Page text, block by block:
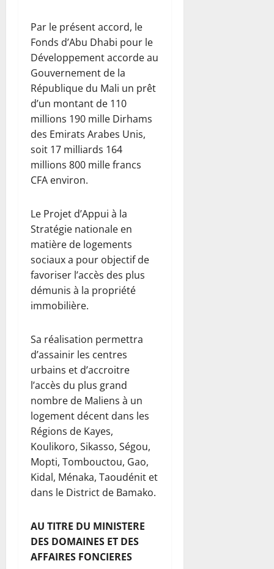
Par le présent accord, le
Fonds d’Abu Dhabi pour le
Développement accorde au
Gouvernement de la
République du Mali un prêt
d’un montant de 110
millions 190 mille Dirhams
des Emirats Arabes Unis,
soit 17 milliards 164
millions 800 mille francs
CFA environ.
Le Projet d’Appui à la
Stratégie nationale en
matière de logements
sociaux a pour objectif de
favoriser l’accès des plus
démunis à la propriété
immobilière.
Sa réalisation permettra
d’assainir les centres
urbains et d’accroitre
l’accès du plus grand
nombre de Maliens à un
logement décent dans les
Régions de Kayes,
Koulikoro, Sikasso, Ségou,
Mopti, Tombouctou, Gao,
Kidal, Ménaka, Taoudénit et
dans le District de Bamako.
AU TITRE DU MINISTERE
DES DOMAINES ET DES
AFFAIRES FONCIERES